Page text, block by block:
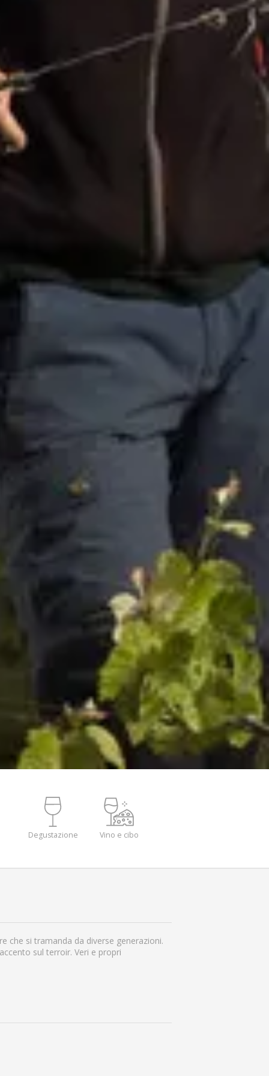
Degustazione Vino e cibo
che si tramanda da diverse generazioni.
sul terroir. Veri e propri